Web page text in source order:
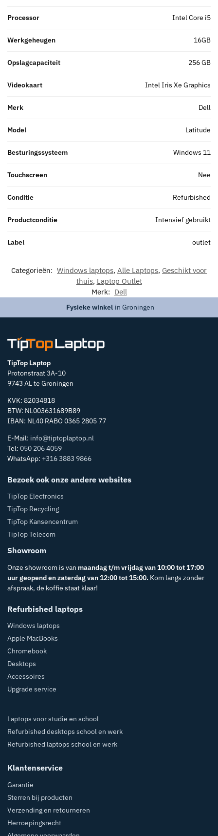
Processor Intel Core i5
Werkgeheugen 16GB
Opslagcapaciteit 256 GB
Videokaart Intel Iris Xe Graphics
Merk Dell
Model Latitude
Besturingssysteem Windows 11
Touchscreen Nee
Conditie Refurbished
Productconditie Intensief gebruikt
Label outlet
Categorieën: Windows laptops, Alle Laptops, Geschikt voor
thuis, Laptop Outlet
Merk: Dell
Fysieke winkel in Groningen
TipTop Laptop
Protonstraat 3A-10
9743 AL te Groningen
KVK: 82034818
BTW: NL003631689B89
IBAN: NL40 RABO 0365 2805 77
E-Mail: info@tiptoplaptop.nl
Tel: 050 206 4059
WhatsApp: +316 3883 9866
Bezoek ook onze andere websites
TipTop Electronics
TipTop Recycling
TipTop Kansencentrum
TipTop Telecom
Showroom
Onze showroom is van maandag t/m vrijdag van 10:00 tot 17:00
uur geopend en zaterdag van 12:00 tot 15:00. Kom langs zonder
afspraak, de koffie staat klaar!
Refurbished laptops
Windows laptops
Apple MacBooks
Chromebook
Desktops
Accessoires
Upgrade service
Laptops voor studie en school
Refurbished desktops school en werk
Refurbished laptops school en werk
Klantenservice
Garantie
Sterren bij producten
Verzending en retourneren
Herroepingsrecht